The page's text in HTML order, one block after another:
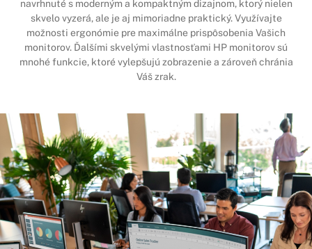
navrhnuté s moderným a kompaktným dizajnom, ktorý nielen
skvelo vyzerá, ale je aj mimoriadne praktický. Využívajte
možnosti ergonómie pre maximálne prispôsobenia Vašich
monitorov. Ďalšími skvelými vlastnosťami HP monitorov sú
mnohé funkcie, ktoré vylepšujú zobrazenie a zároveň chránia
Váš zrak.